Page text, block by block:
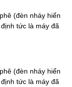
(đèn nháy hiển
tức là máy đã
(đèn nháy hiển
tức là máy đã